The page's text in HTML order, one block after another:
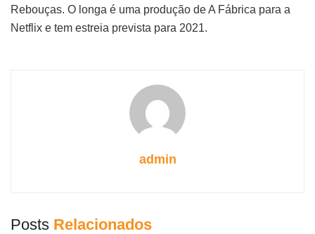
Rebouças. O longa é uma produção de A Fábrica para a
Netflix e tem estreia prevista para 2021.
admin
Posts Relacionados